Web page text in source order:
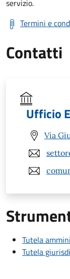
servizio.
Termini e
Contatti
Ufficio
Via
Tutela
Tutela